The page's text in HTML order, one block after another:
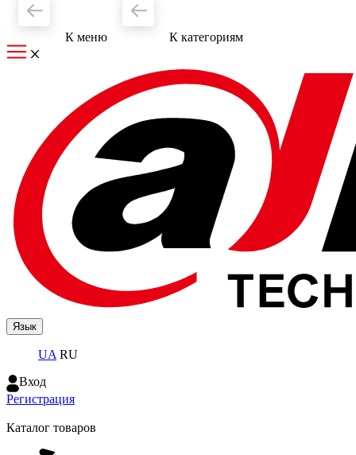
К меню К категориям
Язык
UA RU
Вход
Регистрация
Каталог товаров